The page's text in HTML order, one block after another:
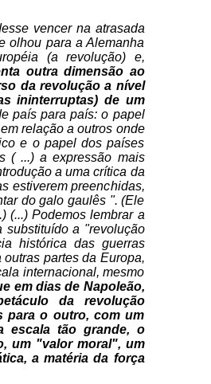
vencer na atrasada
olhou para a Alemanha
(a revolução) e,
outra dimensão ao
da revolução a nível
ininterruptas) de um
país para país: o papel
relação a outros onde
e o papel dos países
( ...) a expressão mais
a uma crítica da
estiverem preenchidas,
do galo gaulês ". (Ele
(...) Podemos lembrar a
substituído a "revolução
histórica das guerras
partes da Europa,
internacional, mesmo
em dias de Napoleão,
da revolução
para o outro, com um
escala tão grande, o
um "valor moral", um
a matéria da força